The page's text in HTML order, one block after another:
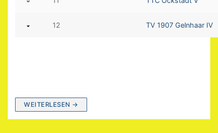
12 TV 1907 Gelnhaar IV
WEITERLESEN →